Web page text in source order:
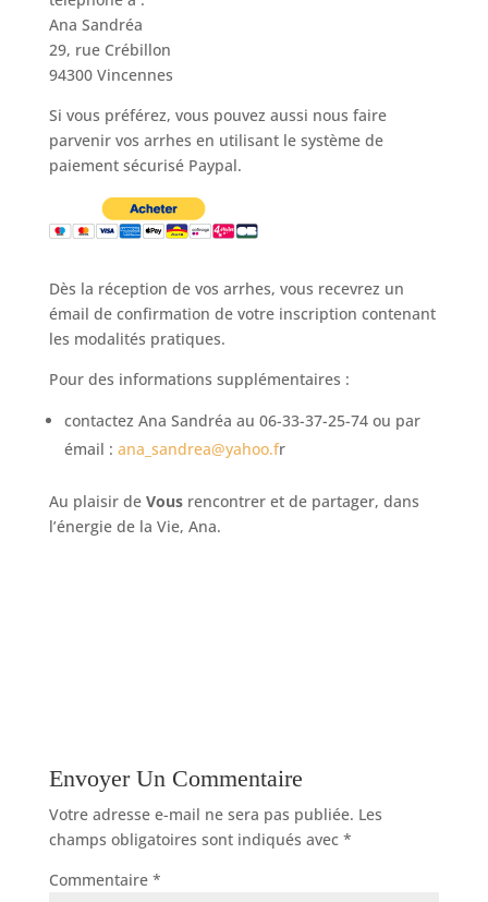
Ana Sandréa
29, rue Crébillon
94300 Vincennes
Si vous préférez, vous pouvez aussi nous faire
parvenir vos arrhes en utilisant le système de
paiement sécurisé Paypal.
Dès la réception de vos arrhes, vous recevrez un
émail de confirmation de votre inscription contenant
les modalités pratiques.
Pour des informations supplémentaires :
contactez Ana Sandréa au 06-33-37-25-74 ou par
émail : ana_sandrea@yahoo.fr
Au plaisir de Vousrencontrer et de partager, dans
l’énergie de la Vie, Ana.
Envoyer Un Commentaire
Votre adresse e-mail ne sera pas publiée. Les
champs obligatoires sont indiqués avec *
Commentaire *